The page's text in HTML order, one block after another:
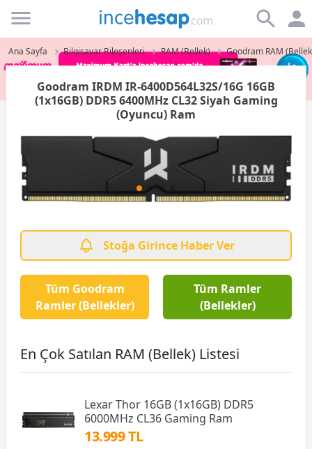
Incehesap
Ana Sayfa Bilgisayar Bileşenleri RAM (Bellek) Goodram RAM
Goodram IRDM IR-6400D564L32S/16G 16GB
(1x16GB) DDR5 6400MHz CL32 Siyah Gaming
(Oyuncu) Ram
Stoğa Girince Haber Ver
Tüm Goodram
Ramler (Bellekler)
Tüm Ramler
(Bellekler)
En Çok Satılan RAM (Bellek) Listesi
Lexar Thor 16GB (1x16GB) DDR5
6000MHz CL36 Gaming Ram
13.999 TL